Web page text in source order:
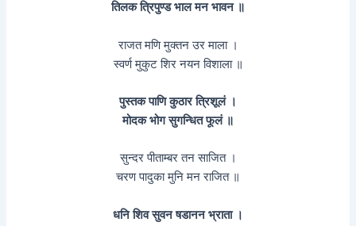
तिलक त्रिपुण्ड भाल मन भावन ॥
राजत मणि मुक्तन उर माला ।
स्वर्ण मुकुट शिर नयन विशाला ॥
पुस्तक पाणि कुठार त्रिशूलं ।
मोदक भोग सुगन्धित फूलं ॥
सुन्दर पीताम्बर तन साजित ।
चरण पादुका मुनि मन राजित ॥
धनि शिव सुवन षडानन भ्राता ।